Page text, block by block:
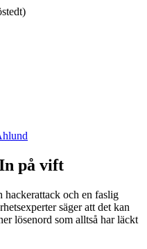
på vift
hackerattack och en faslig
säger att det kan
lösenord som alltså har läckt